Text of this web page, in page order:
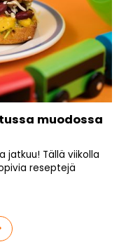
muodossa
jatkuu! Tällä viikolla
reseptejä